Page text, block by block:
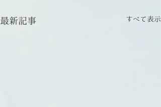
最新記事 すべて表示